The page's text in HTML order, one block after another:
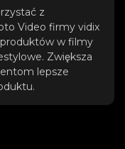
z
Video firmy vidix
w filmy
Zwiększa
lepsze